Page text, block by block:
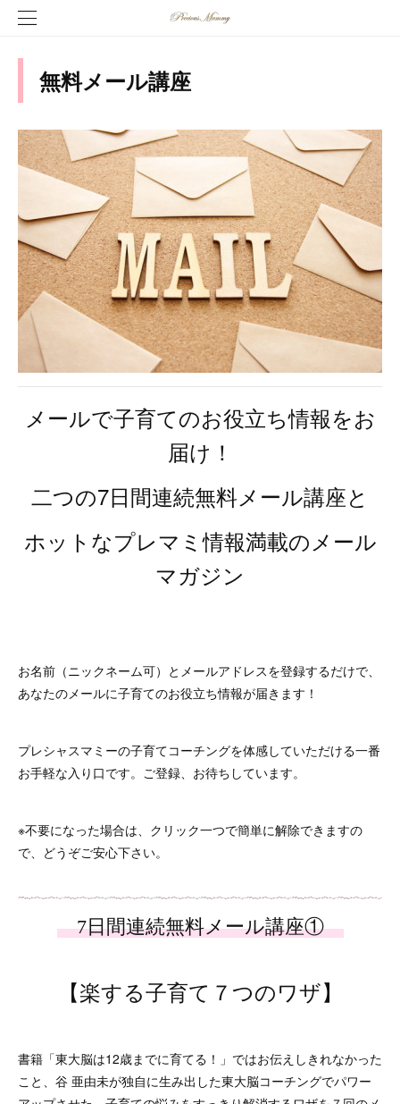
無料メール講座
メールで子育てのお役立ち情報をお
届け！
二つの7日間連続無料メール講座と
ホットなプレマミ情報満載のメール
マガジン
お名前（ニックネーム可）とメールアドレスを登録するだけで、
あなたのメールに子育てのお役立ち情報が届きます！
プレシャスマミーの子育てコーチングを体感していただける一番
お手軽な入り口です。ご登録、お待ちしています。
※不要になった場合は、クリック一つで簡単に解除できますの
で、どうぞご安心下さい。
【楽する子育て７つのワザ】
書籍「東大脳は12歳までに育てる！」ではお伝えしきれなかった
こと、谷 亜由未が独自に生み出した東大脳コーチングでパワー